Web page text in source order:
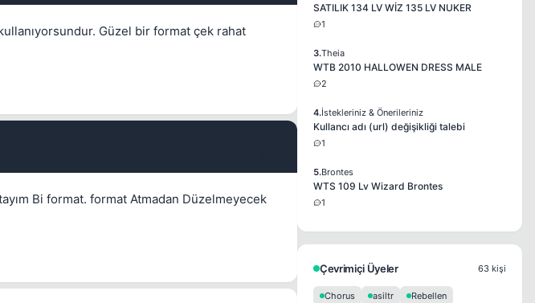
Güzel bir format çek rahat
Bi format. format Atmadan Düzelmeyecek
SATILIK 134 LV WİZ 135 LV NUKER
1
3.Theia
WTB 2010 HALLOWEN DRESS MALE
2
4.İstekleriniz & Önerileriniz
Kullancı adı (url) değişikliği talebi
1
5.Brontes
WTS 109 Lv Wizard Brontes
1
Çevrimiçi Üyeler 63 kişi
Chorus asiltr
Rebellen